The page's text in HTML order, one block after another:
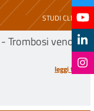
STUDI CLINICI
Trombosi venosa
leggi tutto